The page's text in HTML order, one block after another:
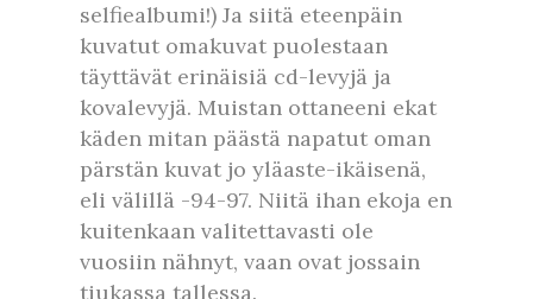
selfiealbumi!) Ja siitä eteenpäin
kuvatut omakuvat puolestaan
täyttävät erinäisiä cd-levyjä ja
kovalevyjä. Muistan ottaneeni ekat
käden mitan päästä napatut oman
pärstän kuvat jo yläaste-ikäisenä,
eli välillä -94-97. Niitä ihan ekoja en
kuitenkaan valitettavasti ole
vuosiin nähnyt, vaan ovat jossain
tiukassa tallessa.